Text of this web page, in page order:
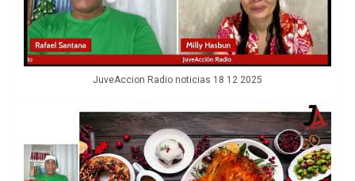
JuveAccion Radio noticias 18 12 2025